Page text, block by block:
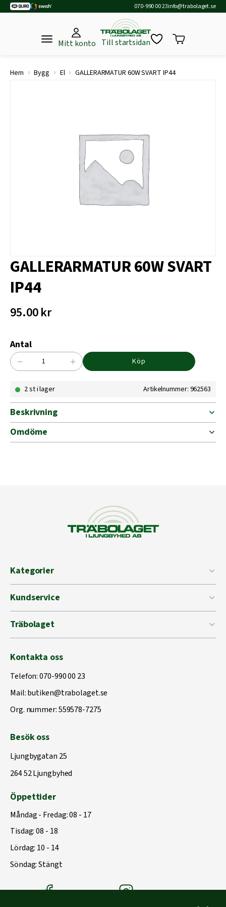
070-990 00 23info@trabolaget.se
Mitt konto Till startsidan
Hem › Bygg › El › GALLERARMATUR 60W SVART IP44
GALLERARMATUR 60W SVART
IP44
95.00kr
Antal
GALLERARMATUR
SVART
mängd
− + Köp
2 st i lager Artikelnummer: 962563
Beskrivning
Omdöme
Kategorier
Kundservice
Träbolaget
Kontakta oss
Telefon:070-990 00 23
Mail:butiken@trabolaget.se
Org. nummer: 559578-7275
Besök oss
Ljungbygatan 25
264 52 Ljungbyhed
Öppettider
Måndag - Fredag: 08 - 17
Tisdag: 08 - 18
Lördag: 10 - 14
Söndag: Stängt